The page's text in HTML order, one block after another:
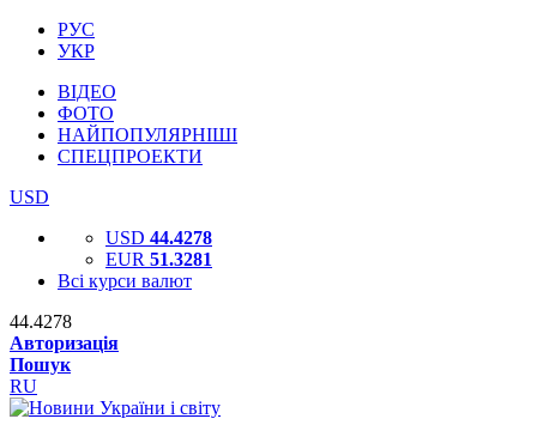
РУС
УКР
ВІДЕО
ФОТО
НАЙПОПУЛЯРНІШІ
СПЕЦПРОЕКТИ
USD
USD 44.4278
EUR 51.3281
Всі курси валют
44.4278
Авторизація
Пошук
RU